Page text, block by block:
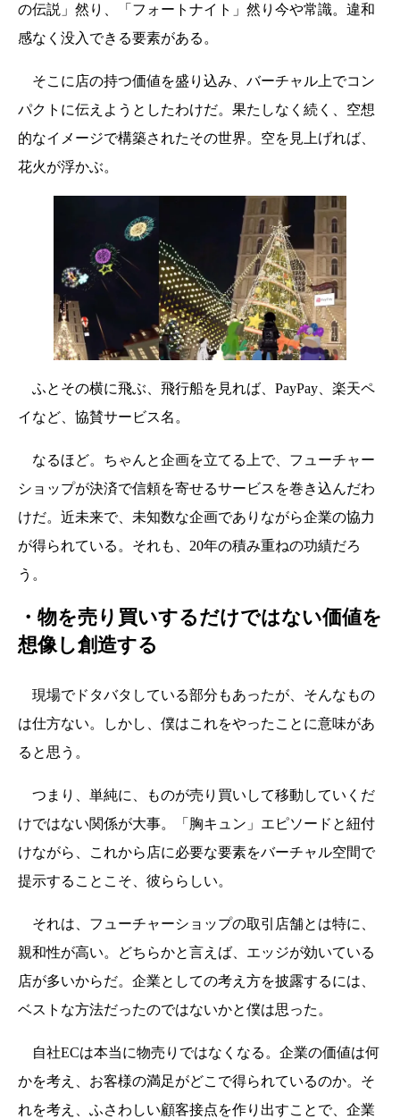
の伝説」然り、「フォートナイト」然り今や常識。違和
感なく没入できる要素がある。
そこに店の持つ価値を盛り込み、バーチャル上でコン
パクトに伝えようとしたわけだ。果たしなく続く、空想
的なイメージで構築されたその世界。空を見上げれば、
花火が浮かぶ。
ふとその横に飛ぶ、飛行船を見れば、PayPay、楽天ペ
イなど、協賛サービス名。
なるほど。ちゃんと企画を立てる上で、フューチャー
ショップが決済で信頼を寄せるサービスを巻き込んだわ
けだ。近未来で、未知数な企画でありながら企業の協力
が得られている。それも、20年の積み重ねの功績だろ
う。
・物を売り買いするだけではない価値を
想像し創造する
現場でドタバタしている部分もあったが、そんなもの
は仕方ない。しかし、僕はこれをやったことに意味があ
ると思う。
つまり、単純に、ものが売り買いして移動していくだ
けではない関係が大事。「胸キュン」エピソードと紐付
けながら、これから店に必要な要素をバーチャル空間で
提示することこそ、彼ららしい。
それは、フューチャーショップの取引店舗とは特に、
親和性が高い。どちらかと言えば、エッジが効いている
店が多いからだ。企業としての考え方を披露するには、
ベストな方法だったのではないかと僕は思った。
自社ECは本当に物売りではなくなる。企業の価値は何
かを考え、お客様の満足がどこで得られているのか。そ
れを考え、ふさわしい顧客接点を作り出すことで、企業